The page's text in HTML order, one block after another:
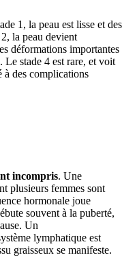
1, la peau est lisse et des
la peau devient
déformations importantes
Le stade 4 est rare, et voit
à des complications
incompris. Une
plusieurs femmes sont
hormonale joue
souvent à la puberté,
Un
lymphatique est
graisseux se manifeste.